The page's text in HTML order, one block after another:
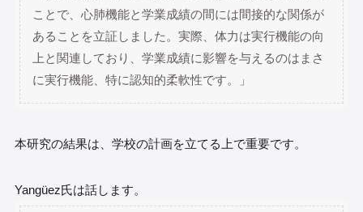
ことで、心肺機能と学業成績の間には間接的な関係が
あることを立証しました。実際、体力は実行機能の向
上と関連しており、学業成績に影響を与えるのはまさ
に実行機能、特に認知的柔軟性です。」
本研究の結果は、学校の計画を立てる上で重要です。
Yangüez氏は話します。